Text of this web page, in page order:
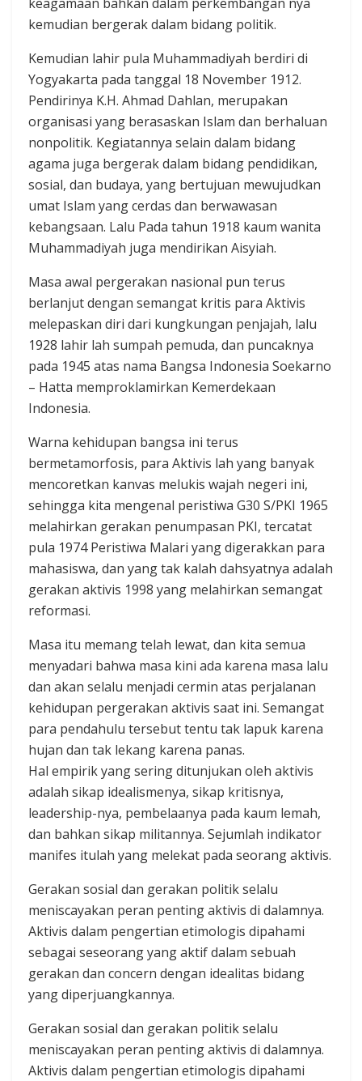
kemudian bergerak dalam bidang politik.
Kemudian lahir pula Muhammadiyah berdiri di
Yogyakarta pada tanggal 18 November 1912.
Pendirinya K.H. Ahmad Dahlan, merupakan
organisasi yang berasaskan Islam dan berhaluan
nonpolitik. Kegiatannya selain dalam bidang
agama juga bergerak dalam bidang pendidikan,
sosial, dan budaya, yang bertujuan mewujudkan
umat Islam yang cerdas dan berwawasan
kebangsaan. Lalu Pada tahun 1918 kaum wanita
Muhammadiyah juga mendirikan Aisyiah.
Masa awal pergerakan nasional pun terus
berlanjut dengan semangat kritis para Aktivis
melepaskan diri dari kungkungan penjajah, lalu
1928 lahir lah sumpah pemuda, dan puncaknya
pada 1945 atas nama Bangsa Indonesia Soekarno
– Hatta memproklamirkan Kemerdekaan
Indonesia.
Warna kehidupan bangsa ini terus
bermetamorfosis, para Aktivis lah yang banyak
mencoretkan kanvas melukis wajah negeri ini,
sehingga kita mengenal peristiwa G30 S/PKI 1965
melahirkan gerakan penumpasan PKI, tercatat
pula 1974 Peristiwa Malari yang digerakkan para
mahasiswa, dan yang tak kalah dahsyatnya adalah
gerakan aktivis 1998 yang melahirkan semangat
reformasi.
Masa itu memang telah lewat, dan kita semua
menyadari bahwa masa kini ada karena masa lalu
dan akan selalu menjadi cermin atas perjalanan
kehidupan pergerakan aktivis saat ini. Semangat
para pendahulu tersebut tentu tak lapuk karena
hujan dan tak lekang karena panas.
Hal empirik yang sering ditunjukan oleh aktivis
adalah sikap idealismenya, sikap kritisnya,
leadership-nya, pembelaanya pada kaum lemah,
dan bahkan sikap militannya. Sejumlah indikator
manifes itulah yang melekat pada seorang aktivis.
Gerakan sosial dan gerakan politik selalu
meniscayakan peran penting aktivis di dalamnya.
Aktivis dalam pengertian etimologis dipahami
sebagai seseorang yang aktif dalam sebuah
gerakan dan concern dengan idealitas bidang
yang diperjuangkannya.
Gerakan sosial dan gerakan politik selalu
meniscayakan peran penting aktivis di dalamnya.
Aktivis dalam pengertian etimologis dipahami